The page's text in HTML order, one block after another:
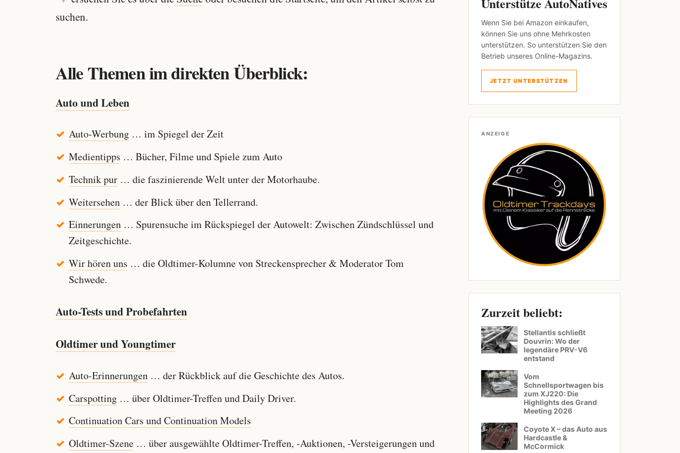
suchen.
Alle Themen im direkten Überblick:
Auto und Leben
Auto-Werbung… im Spiegel der Zeit
Medientipps … Bücher, Filme und Spiele zum Auto
Technik pur… die faszinierende Welt unter der Motorhaube.
Weitersehen… der Blick über den Tellerrand.
Einnerungen… Spurensuche im Rückspiegel der Autowelt: Zwischen Zündschlüssel und
Zeitgeschichte.
Wir hören uns … die Oldtimer-Kolumne von Streckensprecher & Moderator Tom
Schwede.
Auto-Tests und Probefahrten
Oldtimer und Youngtimer
Auto-Erinnerungen… der Rückblick auf die Geschichte des Autos.
Carspotting… über Oldtimer-Treffen und Daily Driver.
Continuation Cars und Continuation Models
Oldtimer-Szene… über ausgewählte Oldtimer-Treffen, -Auktionen, -Versteigerungen und
Wenn Sie bei Amazon einkaufen,
können Sie uns ohne Mehrkosten
unterstützen. So unterstützen Sie den
Betrieb unseres Online-Magazins.
JETZT UNTERSTÜTZEN
ANZEIGE
Zurzeit beliebt:
Stellantis schließt
Douvrin: Wo der
legendäre PRV-V6
entstand
Vom
Schnellsportwagen bis
zum XJ220: Die
Highlights des Grand
Meeting 2026
Coyote X – das Auto aus
Hardcastle &
McCormick